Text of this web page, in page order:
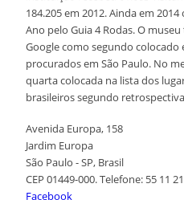
184.205 em 2012. Ainda em
Ano pelo Guia 4 Rodas. O
Google como segundo colocado
procurados em São Paulo. No
quarta colocada na lista dos
brasileiros segundo
Avenida Europa, 158
Jardim Europa
São Paulo - SP, Brasil
CEP 01449-000. Telefone: 55
Facebook